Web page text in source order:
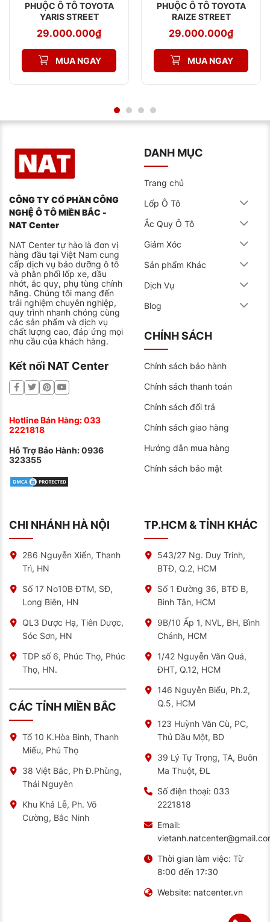
PHUỘC Ô TÔ TOYOTA
YARIS STREET
ADVANCE Z
29.000.000₫
MUA NGAY
PHUỘC Ô TÔ TOYOTA
RAIZE STREET
ADVANCE Z
29.000.000₫
MUA NGAY
CÔNG TY CỔ PHẦN CÔNG
NGHỆ Ô TÔ MIỀN BẮC -
NAT Center
NAT Center tự hào là đơn vị
hàng đầu tại Việt Nam cung
cấp dịch vụ bảo dưỡng ô tô
và phân phối lốp xe, dầu
nhớt, ắc quy, phụ tùng chính
hãng. Chúng tôi mang đến
trải nghiệm chuyên nghiệp,
quy trình nhanh chóng cùng
các sản phẩm và dịch vụ
chất lượng cao, đáp ứng mọi
nhu cầu của khách hàng.
Kết nối NAT Center
Hotline Bán Hàng:033
2221818
Hỗ Trợ Bảo Hành:0936
323355
DANH MỤC
Trang chủ
Lốp Ô Tô
Ắc Quy Ô Tô
Giảm Xóc
Sản phẩm Khác
Dịch Vụ
Blog
CHÍNH SÁCH
Chính sách bảo hành
Chính sách thanh toán
Chính sách đổi trả
Chính sách giao hàng
Hướng dẫn mua hàng
Chính sách bảo mật
CHI NHÁNH HÀ NỘI
286 Nguyễn Xiển, Thanh
Trì, HN
Số 17 No10B ĐTM, SĐ,
Long Biên, HN
QL3 Dược Hạ, Tiên Dược,
Sóc Sơn, HN
TDP số 6, Phúc Thọ, Phúc
Thọ, HN.
CÁC TỈNH MIỀN BẮC
Tổ 10 K.Hòa Bình, Thanh
Miếu, Phú Thọ
38 Việt Bắc, Ph Đ.Phùng,
Thái Nguyên
Khu Khả Lễ, Ph. Võ
Cường, Bắc Ninh
TP.HCM & TỈNH KHÁC
543/27 Ng. Duy Trinh,
BTĐ, Q.2, HCM
Số 1 Đường 36, BTĐ B,
Bình Tân, HCM
9B/10 Ấp 1, NVL, BH, Bình
Chánh, HCM
1/42 Nguyễn Văn Quá,
ĐHT, Q.12, HCM
146 Nguyễn Biểu, Ph.2,
Q.5, HCM
123 Huỳnh Văn Cù, PC,
Thủ Dầu Một, BD
39 Lý Tự Trọng, TA, Buôn
Ma Thuột, ĐL
Số điện thoại: 033
2221818
Email:
Thời gian làm việc: Từ
8:00 đến 17:30
Website: natcenter.vn